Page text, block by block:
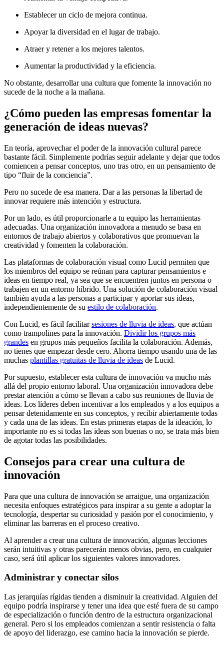
Establecer un ciclo de mejora continua.
Apoyar la diversidad en el lugar de trabajo.
Atraer y retener a los mejores talentos.
Aumentar la productividad y la eficiencia.
No obstante, desarrollar una cultura que fomente la innovación no
sucede de la noche a la mañana.
¿Cómo pueden las empresas fomentar la
generación de ideas nuevas?
En teoría, aprovechar el poder de la innovación cultural parece
bastante fácil. Simplemente podrías seguir adelante y dejar que todos
comiencen a pensar conceptos, uno tras otro, en un pensamiento de
tipo “fluir de la conciencia”.
Pero no sucede de esa manera. Dar a las personas la libertad de
innovar requiere más intención y estructura.
Por un lado, es útil proporcionarle a tu equipo las herramientas
adecuadas. Una organización innovadora a menudo se basa en
entornos de trabajo abiertos y colaborativos que promuevan la
creatividad y fomenten la colaboración.
Las plataformas de colaboración visual como Lucid permiten que
los miembros del equipo se reúnan para capturar pensamientos e
ideas en tiempo real, ya sea que se encuentren juntos en persona o
trabajen en un entorno híbrido. Una solución de colaboración visual
también ayuda a las personas a participar y aportar sus ideas,
independientemente de su estilo de colaboración.
Con Lucid, es fácil facilitarsesiones de lluvia de ideas, que actúan
como trampolines para la innovación. Dividir los grupos más
grandes en grupos más pequeños facilita la colaboración. Además,
no tienes que empezar desde cero. Ahorra tiempo usando una de las
muchas plantillas gratuitas de lluvia de ideas de Lucid.
Por supuesto, establecer esta cultura de innovación va mucho más
allá del propio entorno laboral. Una organización innovadora debe
prestar atención a cómo se llevan a cabo sus reuniones de lluvia de
ideas. Los líderes deben incentivar a los empleados y a los equipos a
pensar detenidamente en sus conceptos, y recibir abiertamente todas
y cada una de las ideas. En estas primeras etapas de la ideación, lo
importante no es si todas las ideas son buenas o no, se trata más bien
de agotar todas las posibilidades.
Consejos para crear una cultura de
innovación
Para que una cultura de innovación se arraigue, una organización
necesita enfoques estratégicos para inspirar a su gente a adoptar la
tecnología, despertar su curiosidad y pasión por el conocimiento, y
eliminar las barreras en el proceso creativo.
Al aprender a crear una cultura de innovación, algunas lecciones
serán intuitivas y otras parecerán menos obvias, pero, en cualquier
caso, será útil aplicar los siguientes valores innovadores.
Administrar y conectar silos
Las jerarquías rígidas tienden a disminuir la creatividad. Alguien del
equipo podría inspirarse y tener una idea que esté fuera de su campo
de especialización o función dentro de la estructura organizacional
general. Pero si los empleados comienzan a sentir resistencia o falta
de apoyo del liderazgo, ese camino hacia la innovación se pierde.